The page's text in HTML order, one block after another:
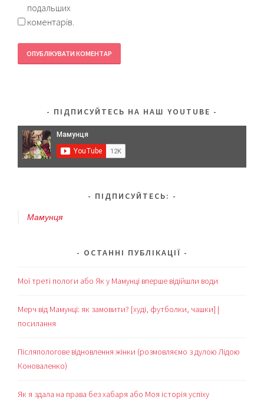
подальших
коментарів.
ПІДПИСУЙТЕСЬ НА НАШ YOUTUBE
ПІДПИСУЙТЕСЬ:
Мамунця
ОСТАННІ ПУБЛІКАЦІЇ
Мої треті пологи або Як у Мамунці вперше відійшли води
Мерч від Мамунці: як замовити? [худі, футболки, чашки] |
посилання
Післяпологове відновлення жінки (розмовляємо з дулою Лідою
Коноваленко)
Як я здала на права без хабаря або Моя історія успіху